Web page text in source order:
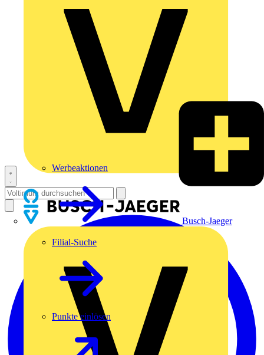
Busch-Jaeger
Werbeaktionen
Filial-Suche
Punkte einlösen